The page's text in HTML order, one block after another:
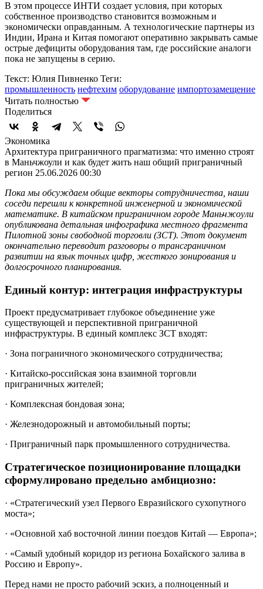
В этом процессе ИНТИ создает условия, при которых
собственное производство становится возможным и
экономически оправданным. А технологические партнеры из
Индии, Ирана и Китая помогают оперативно закрывать самые
острые дефициты оборудования там, где российские аналоги
пока не запущены в серию.
Текст: Юлия Пивненко Теги:
промышленность нефтехим оборудование импортозамещение
Читать полностью
Поделиться
Экономика
Архитектура приграничного прагматизма: что именно строят
в Маньчжоули и как будет жить наш общий приграничный
регион 25.06.2026 00:30
Пока мы обсуждаем общие векторы сотрудничества, наши
соседи перешли к конкретной инженерной и экономической
математике. В китайском приграничном городе Маньчжоули
опубликована детальная инфографика местного фрагмента
Пилотной зоны свободной торговли (ЗСТ). Этот документ
окончательно переводит разговоры о трансграничном
развитии на язык точных цифр, жесткого зонирования и
долгосрочного планирования.
Единый контур: интеграция инфраструктуры
Проект предусматривает глубокое объединение уже
существующей и перспективной приграничной
инфраструктуры. В единый комплекс ЗСТ входят:
· Зона пограничного экономического сотрудничества;
· Китайско-российская зона взаимной торговли
приграничных жителей;
· Комплексная бондовая зона;
· Железнодорожный и автомобильный порты;
· Приграничный парк промышленного сотрудничества.
Стратегическое позиционирование площадки
сформулировано предельно амбициозно:
· «Стратегический узел Первого Евразийского сухопутного
моста»;
· «Основной хаб восточной линии поездов Китай — Европа»;
· «Самый удобный коридор из региона Бохайского залива в
Россию и Европу».
Перед нами не просто рабочий эскиз, а полноценный и